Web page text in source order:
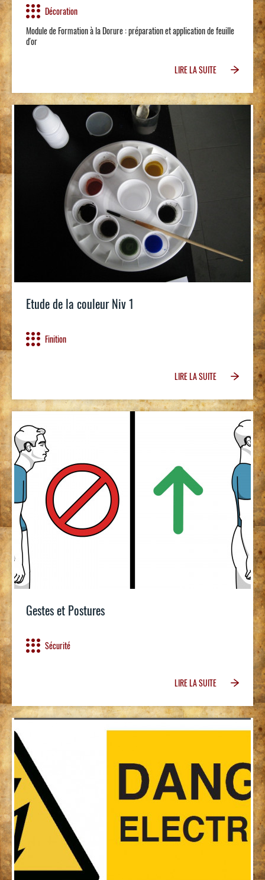
Décoration
Module de Formation à la Dorure : préparation et application de feuille
d'or
LIRE LA SUITE
Etude de la couleur Niv 1
Finition
LIRE LA SUITE
Gestes et Postures
Sécurité
LIRE LA SUITE